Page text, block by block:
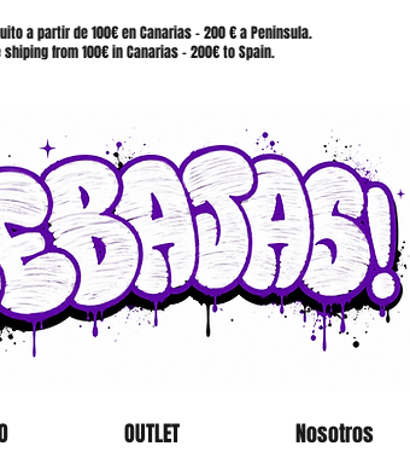
a partir de 100€ en Canarias - 200 € a Peninsula.
shiping from 100€ in Canarias - 200€ to Spain.
OUTLET Nosotros